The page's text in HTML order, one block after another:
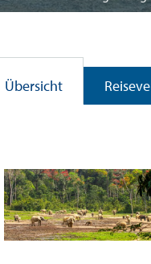
Übersicht